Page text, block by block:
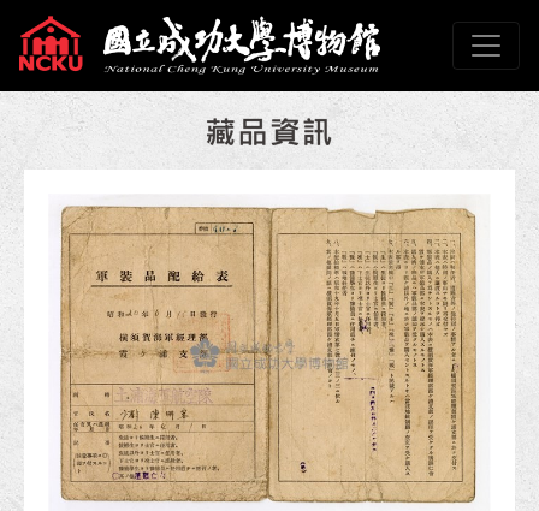
跳到主要內容
國立成功大學博物館
網頁導覽
:::